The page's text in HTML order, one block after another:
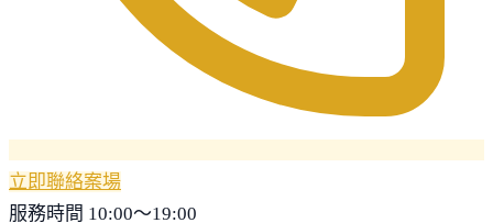
立即聯絡案場
服務時間 10:00～19:00